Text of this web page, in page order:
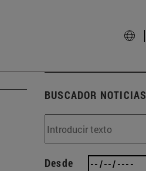
BUSCADOR NOTICIAS
Desde